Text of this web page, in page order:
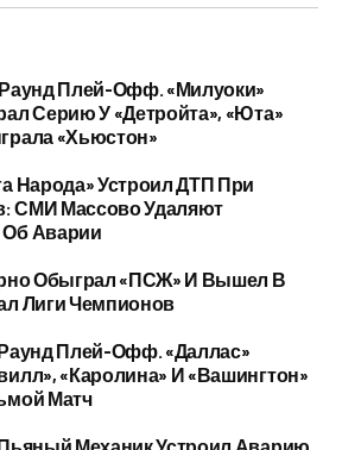
Плей-Офф. «Милуоки»
Серию У «Детройта», «Юта»
«Хьюстон»
Народа» Устроил ДТП При
СМИ Массово Удаляют
Аварии
Обыграл «ПСЖ» И Вышел В
Лиги Чемпионов
Плей-Офф. «Даллас»
«Каролина» И «Вашингтон»
Матч